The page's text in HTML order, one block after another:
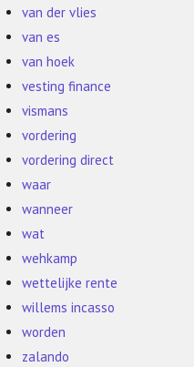
van der vlies
van es
van hoek
vesting finance
vismans
vordering
vordering direct
waar
wanneer
wat
wehkamp
wettelijke rente
willems incasso
worden
zalando